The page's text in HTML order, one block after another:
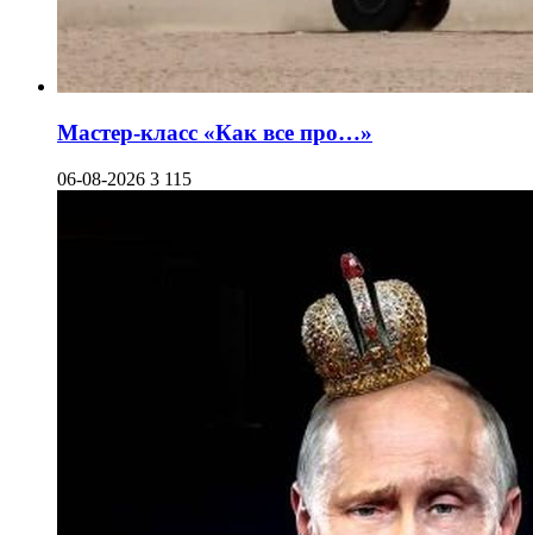
Мастер-класс «Как все про…»
06-08-2026 3 115